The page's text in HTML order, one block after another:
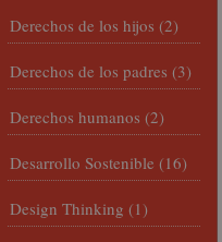
Derechos de los hijos (2)
Derechos de los padres (3)
Derechos humanos (2)
Desarrollo Sostenible (16)
Design Thinking (1)